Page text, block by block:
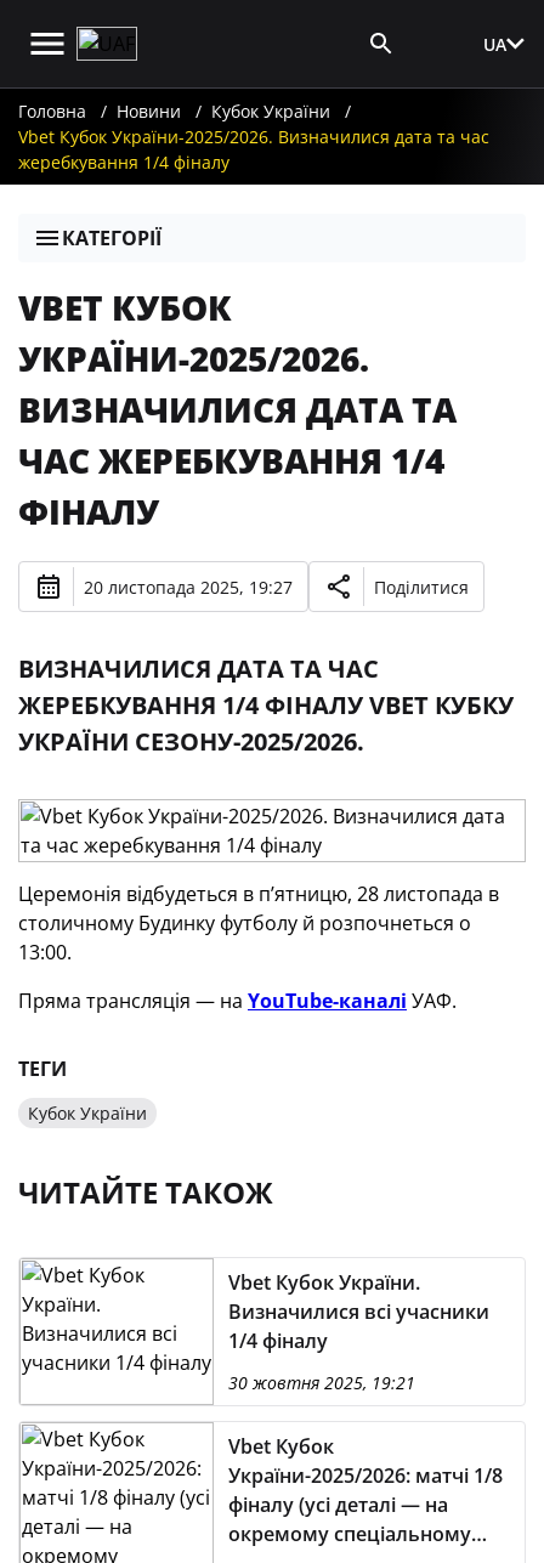
UA
Головна Новини
Кубок України
Vbet Кубок України-2025/2026. Визначилися дата та час
жеребкування 1/4 фіналу
КАТЕГОРІЇ
VBET КУБОК
УКРАЇНИ-2025/2026.
ВИЗНАЧИЛИСЯ ДАТА ТА
ЧАС ЖЕРЕБКУВАННЯ 1/4
ФІНАЛУ
20 листопада 2025, 19:27 Поділитися
ВИЗНАЧИЛИСЯ ДАТА ТА ЧАС
ЖЕРЕБКУВАННЯ 1/4 ФІНАЛУ VBET КУБКУ
УКРАЇНИ СЕЗОНУ-2025/2026.
Церемонія відбудеться в п’ятницю, 28 листопада в
столичному Будинку футболу й розпочнеться о
13:00.
Пряма трансляція — на YouTube-каналі УАФ.
ТЕГИ
Кубок України
ЧИТАЙТЕ ТАКОЖ
Vbet Кубок України.
Визначилися всі учасники
1/4 фіналу
30 жовтня 2025, 19:21
Vbet Кубок
України-2025/2026: матчі 1/8
фіналу (усі деталі — на
окремому спеціальному